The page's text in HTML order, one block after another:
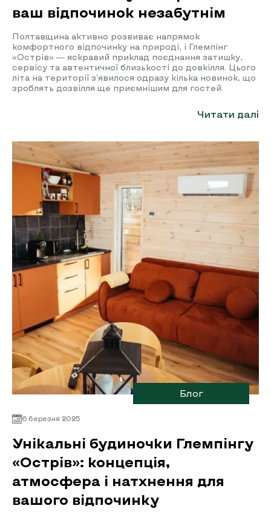
ваш відпочинок незабутнім
Полтавщина активно розвиває напрямок
комфортного відпочинку на природі, і Глемпінг
«Острів» — яскравий приклад поєднання затишку,
сервісу та автентичної близькості до довкілля. Цього
літа на території з’явилося одразу кілька новинок, що
зроблять дозвілля ще приємнішим для гостей.
Читати далі
Блог
6 березня 2025
Унікальні будиночки Глемпінгу
«Острів»: концепція,
атмосфера і натхнення для
вашого відпочинку